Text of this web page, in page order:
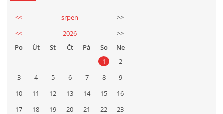
<< srpen
>>
<<
2026
>>
Po
Út St Čt Pá So
Ne
1
2
3
4 5 6 7 8
9
10
11 12 13 14 15
16
17
18 19 20 21 22
23